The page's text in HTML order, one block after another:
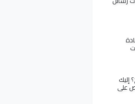
إليك
على